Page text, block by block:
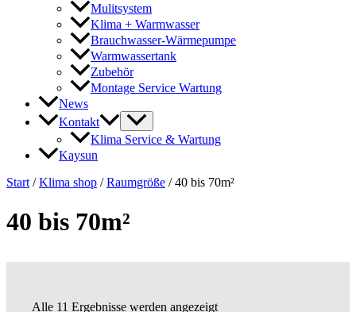
Mulitsystem
Klima + Warmwasser
Brauchwasser-Wärmepumpe
Warmwassertank
Zubehör
Montage Service Wartung
News
Kontakt
Klima Service & Wartung
Kaysun
Start /Klima shop /Raumgröße / 40 bis 70m²
40 bis 70m²
Alle 11 Ergebnisse werden angezeigt